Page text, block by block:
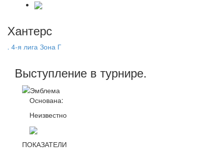
Хантерс
. 4-я лига Зона Г
Выступление в турнире.
Основана:
Неизвестно
ПОКАЗАТЕЛИ